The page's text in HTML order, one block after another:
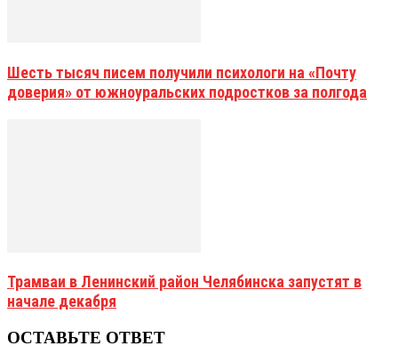
Шесть тысяч писем получили психологи на «Почту
доверия» от южноуральских подростков за полгода
Трамваи в Ленинский район Челябинска запустят в
начале декабря
ОСТАВЬТЕ ОТВЕТ